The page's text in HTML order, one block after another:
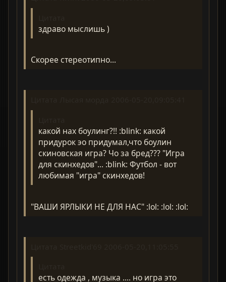
здраво мыслишь )
Скорее стереотипно...
какой нах боулинг?!! :blink: какой
придурок эо придумал,что боулин
скиновская игра? Чо за бред??? "Игра
для скинхедов"... :blink: Футбол - вот
любимая "игра" скинхедов!
"ВАШИ ЯРЛЫКИ НЕ ДЛЯ НАС" :lol: :lol: :lol:
есть одежда , музыка .... но игра это